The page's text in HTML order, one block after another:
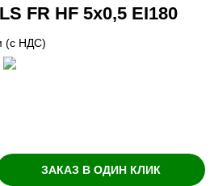
FR HF 5х0,5 EI180
(с НДС)
ЗАКАЗ В ОДИН КЛИК